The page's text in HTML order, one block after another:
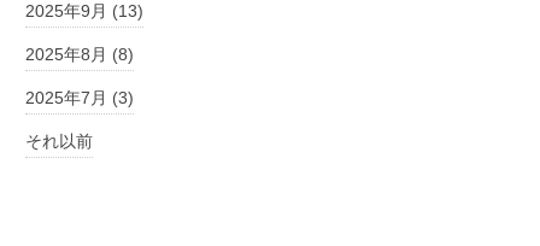
2025年9月 (13)
2025年8月 (8)
2025年7月 (3)
それ以前